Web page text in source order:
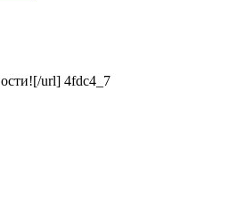
url] 4fdc4_7